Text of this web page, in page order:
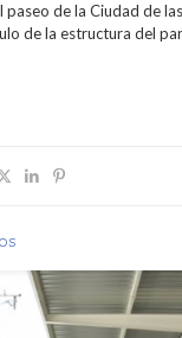
de la Ciudad de
de la estructura del